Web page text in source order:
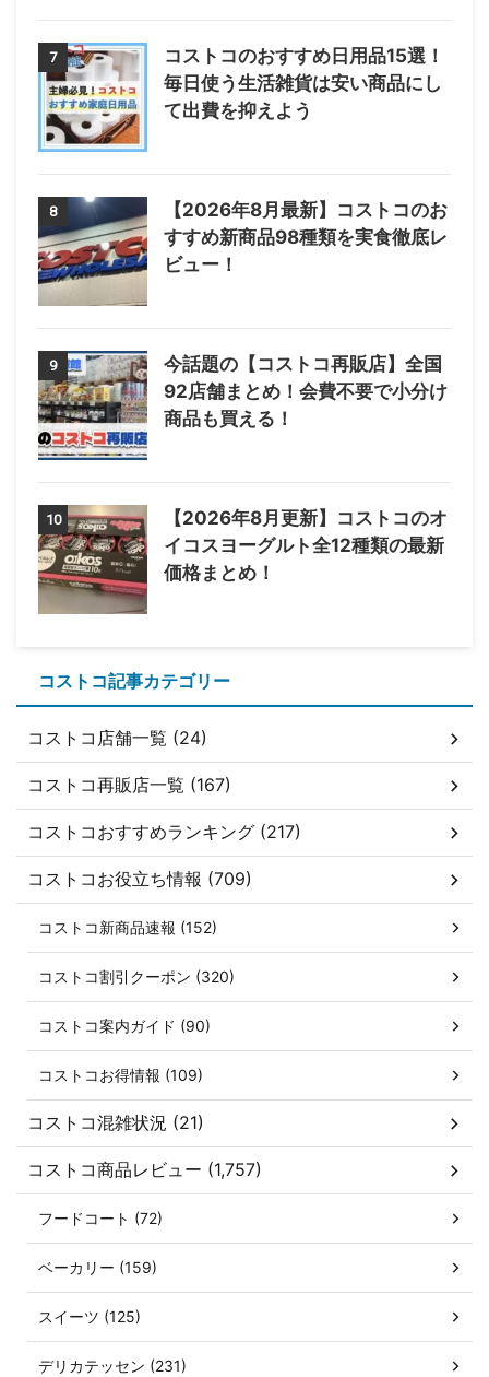
7
コストコのおすすめ日用品15選！
毎日使う生活雑貨は安い商品にし
て出費を抑えよう
8
【2026年8月最新】コストコのお
すすめ新商品98種類を実食徹底レ
ビュー！
9
今話題の【コストコ再販店】全国
92店舗まとめ！会費不要で小分け
商品も買える！
10
【2026年8月更新】コストコのオ
イコスヨーグルト全12種類の最新
価格まとめ！
コストコ記事カテゴリー
コストコ店舗一覧 (24)
コストコ再販店一覧 (167)
コストコおすすめランキング (217)
コストコお役立ち情報 (709)
コストコ新商品速報 (152)
コストコ割引クーポン (320)
コストコ案内ガイド (90)
コストコお得情報 (109)
コストコ混雑状況 (21)
コストコ商品レビュー (1,757)
フードコート (72)
ベーカリー (159)
スイーツ (125)
デリカテッセン (231)